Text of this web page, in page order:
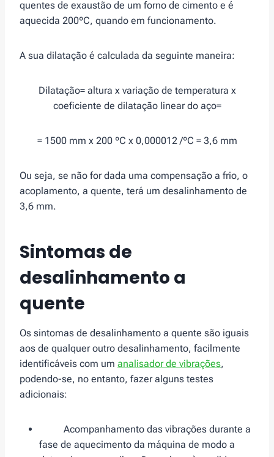
quentes de exaustão de um forno de cimento e é
aquecida 200ºC, quando em funcionamento.
A sua dilatação é calculada da seguinte maneira:
Dilatação= altura x variação de temperatura x
coeficiente de dilatação linear do aço=
= 1500 mm x 200 ºC x 0,000012 /ºC = 3,6 mm
Ou seja, se não for dada uma compensação a frio, o
acoplamento, a quente, terá um desalinhamento de
3,6 mm.
Sintomas de
desalinhamento a
quente
Os sintomas de desalinhamento a quente são iguais
aos de qualquer outro desalinhamento, facilmente
identificáveis com um analisador de vibrações,
podendo-se, no entanto, fazer alguns testes
adicionais:
Acompanhamento das vibrações durante a
fase de aquecimento da máquina de modo a